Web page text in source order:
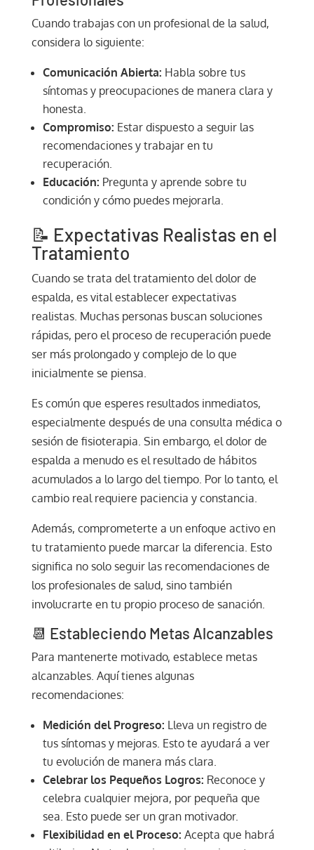
Cuando trabajas con un profesional de la salud,
considera lo siguiente:
Comunicación Abierta: Habla sobre tus
síntomas y preocupaciones de manera clara y
honesta.
Compromiso: Estar dispuesto a seguir las
recomendaciones y trabajar en tu
recuperación.
Educación: Pregunta y aprende sobre tu
condición y cómo puedes mejorarla.
📝 Expectativas Realistas en el
Tratamiento
Cuando se trata del tratamiento del dolor de
espalda, es vital establecer expectativas
realistas. Muchas personas buscan soluciones
rápidas, pero el proceso de recuperación puede
ser más prolongado y complejo de lo que
inicialmente se piensa.
Es común que esperes resultados inmediatos,
especialmente después de una consulta médica o
sesión de fisioterapia. Sin embargo, el dolor de
espalda a menudo es el resultado de hábitos
acumulados a lo largo del tiempo. Por lo tanto, el
cambio real requiere paciencia y constancia.
Además, comprometerte a un enfoque activo en
tu tratamiento puede marcar la diferencia. Esto
significa no solo seguir las recomendaciones de
los profesionales de salud, sino también
involucrarte en tu propio proceso de sanación.
📆 Estableciendo Metas Alcanzables
Para mantenerte motivado, establece metas
alcanzables. Aquí tienes algunas
recomendaciones:
Medición del Progreso: Lleva un registro de
tus síntomas y mejoras. Esto te ayudará a ver
tu evolución de manera más clara.
Celebrar los Pequeños Logros: Reconoce y
celebra cualquier mejora, por pequeña que
sea. Esto puede ser un gran motivador.
Flexibilidad en el Proceso: Acepta que habrá